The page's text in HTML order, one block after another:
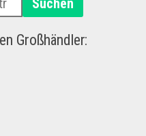
Suchen
Großhändler: